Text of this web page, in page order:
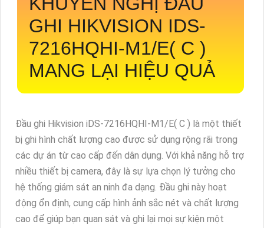
GHI HIKVISION IDS-
7216HQHI-M1/E( C )
MANG LẠI HIỆU QUẢ
Đầu ghi Hikvision iDS-7216HQHI-M1/E( C ) là một thiết
bị ghi hình chất lượng cao được sử dụng rộng rãi trong
các dự án từ cao cấp đến dân dụng. Với khả năng hỗ trợ
nhiều thiết bị camera, đây là sự lựa chọn lý tưởng cho
hệ thống giám sát an ninh đa dạng. Đầu ghi này hoạt
động ổn định, cung cấp hình ảnh sắc nét và chất lượng
cao để giúp bạn quan sát và ghi lại mọi sự kiện một